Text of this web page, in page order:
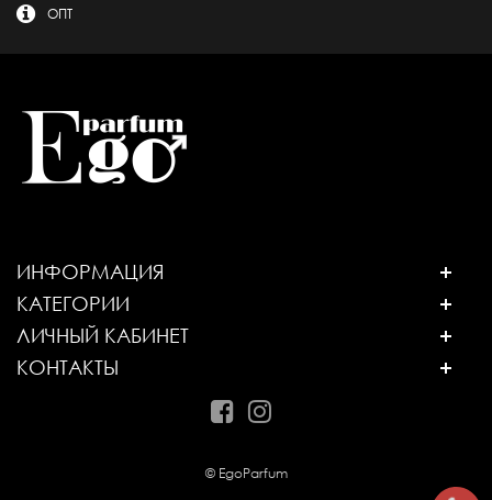
ОПТ
ИНФОРМАЦИЯ
КАТЕГОРИИ
ЛИЧНЫЙ КАБИНЕТ
КОНТАКТЫ
© EgoParfum